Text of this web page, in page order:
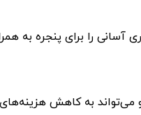
آسانی را برای پنجره به
می‌تواند به کاهش